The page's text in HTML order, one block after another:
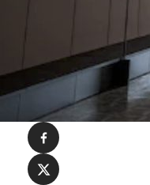
Condividi su
Condividi su X